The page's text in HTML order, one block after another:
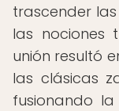
trascender
las nociones
unión resultó
las clásicas
fusionando